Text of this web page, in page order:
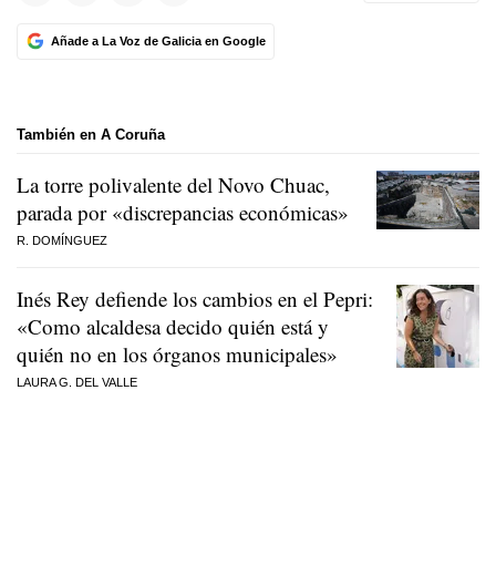
Añade a La Voz de Galicia en Google
También en A Coruña
La torre polivalente del Novo Chuac,
parada por «discrepancias económicas»
R. DOMÍNGUEZ
Inés Rey defiende los cambios en el Pepri:
«Como alcaldesa decido quién está y
quién no en los órganos municipales»
LAURA G. DEL VALLE